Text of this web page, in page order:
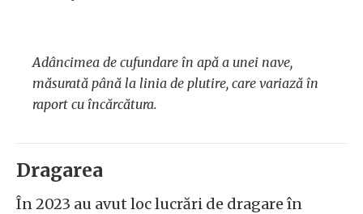
Adâncimea de cufundare în apă a unei nave,
măsurată până la linia de plutire, care variază în
raport cu încărcătura.
Dragarea
În 2023 au avut loc lucrări de dragare în